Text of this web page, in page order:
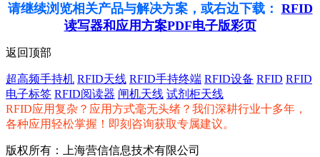
请继续浏览相关产品与解决方案，或右边下载： RFID
读写器和应用方案PDF电子版彩页
返回顶部
超高频手持机 RFID天线 RFID手持终端 RFID设备 RFID RFID
电子标签 RFID阅读器 闸机天线 试剂柜天线
RFID应用复杂？应用方式毫无头绪？我们深耕行业十多年，
各种应用轻松掌握！即刻咨询获取专属建议。
版权所有：上海营信信息技术有限公司